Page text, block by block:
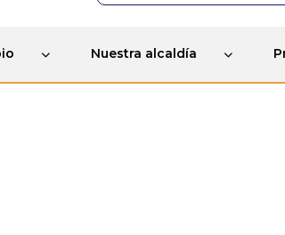
Nuestra alcaldía